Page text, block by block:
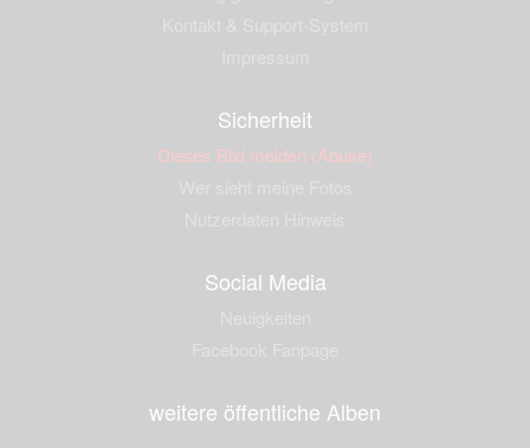
Sicherheit
Dieses Bild melden (Abuse)
Social Media
weitere öffentliche Alben